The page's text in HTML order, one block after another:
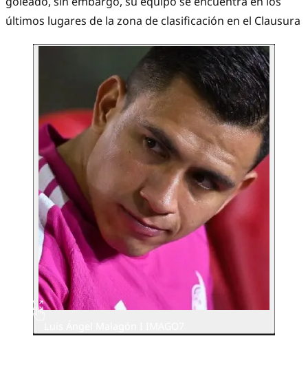
últimos lugares de la zona de clasificación en el Clausura